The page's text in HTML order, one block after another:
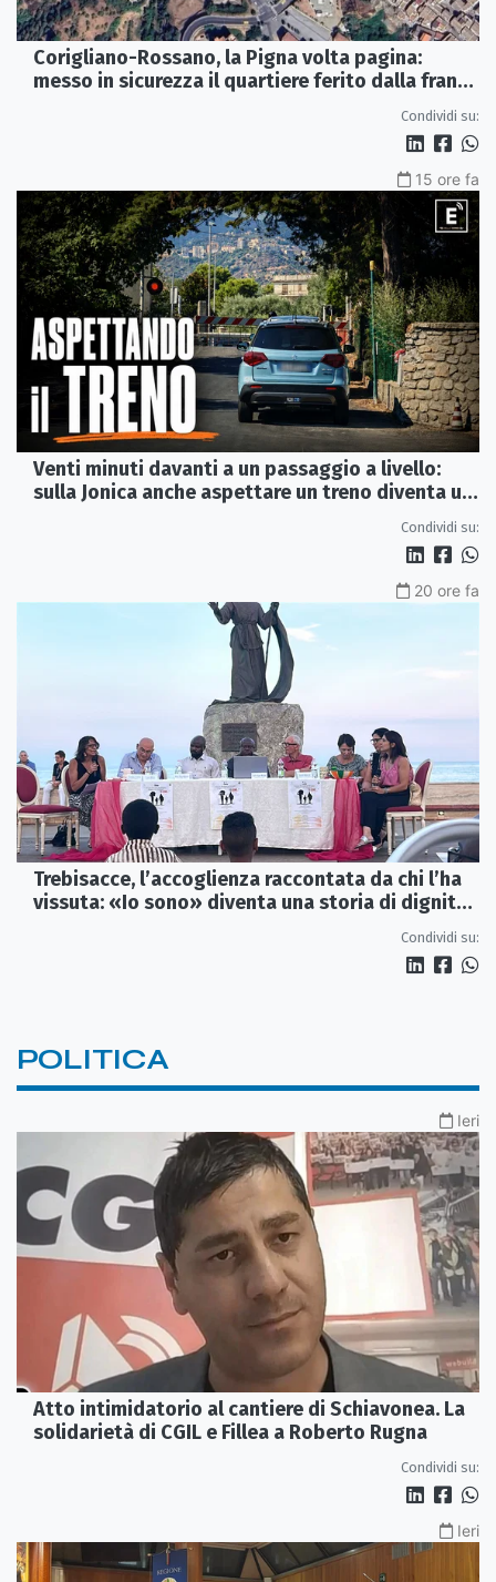
Corigliano-Rossano, la Pigna volta pagina:
messo in sicurezza il quartiere ferito dalla frana
Condividi su:
15 ore fa
Venti minuti davanti a un passaggio a livello:
sulla Jonica anche aspettare un treno diventa un
Condividi su:
20 ore fa
Trebisacce, l’accoglienza raccontata da chi l’ha
vissuta: «Io sono» diventa una storia di dignità
Condividi su:
POLITICA
Ieri
Atto intimidatorio al cantiere di Schiavonea. La
solidarietà di CGIL e Fillea a Roberto Rugna
Condividi su:
Ieri